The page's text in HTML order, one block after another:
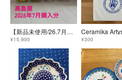
【新品未使用/26.7月購入】ポーリッシュポタリー マグカップ小×4つ
¥15,900 ¥300